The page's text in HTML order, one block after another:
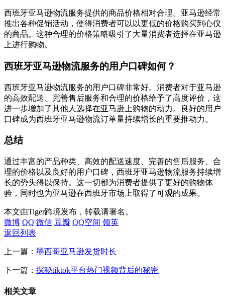
西班牙亚马逊物流服务提供的商品价格相对合理。亚马逊经常
推出各种促销活动，使得消费者可以以更低的价格购买到心仪
的商品。这种合理的价格策略吸引了大量消费者选择在亚马逊
上进行购物。
西班牙亚马逊物流服务的用户口碑如何？
西班牙亚马逊物流服务的用户口碑非常好。消费者对于亚马逊
的高效配送、完善售后服务和合理的价格给予了高度评价，这
进一步增加了其他人选择在亚马逊上购物的动力。良好的用户
口碑成为西班牙亚马逊物流订单量持续增长的重要推动力。
总结
通过丰富的产品种类、高效的配送速度、完善的售后服务、合
理的价格以及良好的用户口碑，西班牙亚马逊物流服务持续增
长的势头得以保持。这一切都为消费者提供了更好的购物体
验，同时也为亚马逊在西班牙市场上取得了可观的成果。
本文由Tiger跨境发布，转载请署名。
微博 QQ 微信 豆瓣 QQ空间 领英
返回列表
上一篇： 墨西哥亚马逊发货时长
下一篇： 探秘tiktok平台热门视频背后的秘密
相关文章